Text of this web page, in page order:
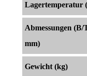
Lagertemperatur
Abmessungen (B/
mm)
Gewicht (kg)